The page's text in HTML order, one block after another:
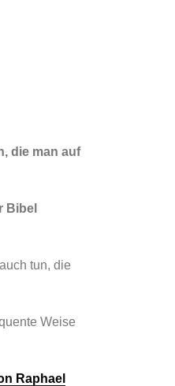
die man auf
Bibel
tun, die
Weise
Raphael